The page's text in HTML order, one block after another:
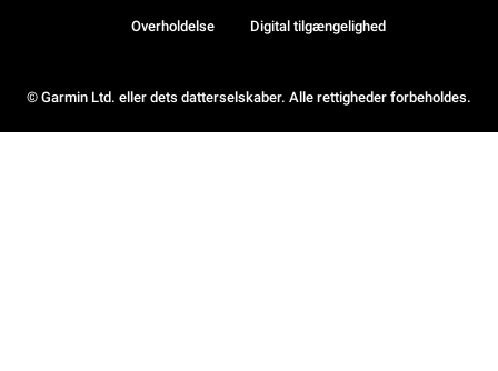
© Garmin Ltd. eller dets datterselskaber. Alle rettigheder forbeholdes.
Overholdelse Digital tilgængelighed